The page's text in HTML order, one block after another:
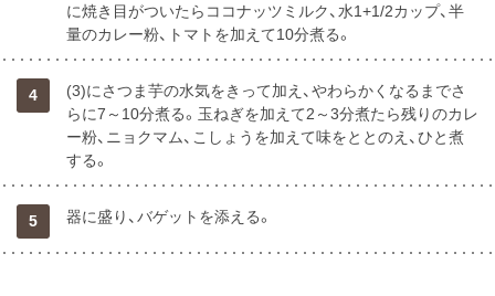
に焼き目がついたらココナッツミルク、水1+1/2カップ、半
量のカレー粉、トマトを加えて10分煮る。
4
(3)にさつま芋の水気をきって加え、やわらかくなるまでさ
らに7～10分煮る。玉ねぎを加えて2～3分煮たら残りのカレ
ー粉、ニョクマム、こしょうを加えて味をととのえ、ひと煮
する。
5 器に盛り、バゲットを添える。